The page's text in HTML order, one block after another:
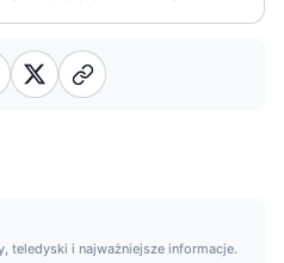
teledyski i najważniejsze informacje.